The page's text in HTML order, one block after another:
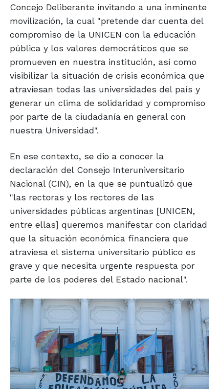
Concejo Deliberante invitando a una inminente
movilización, la cual "pretende dar cuenta del
compromiso de la UNICEN con la educación
pública y los valores democráticos que se
promueven en nuestra institución, así como
visibilizar la situación de crisis económica que
atraviesan todas las universidades del país y
generar un clima de solidaridad y compromiso
por parte de la ciudadanía en general con
nuestra Universidad".
En ese contexto, se dio a conocer la
declaración del Consejo Interuniversitario
Nacional (CIN), en la que se puntualizó que
"las rectoras y los rectores de las
universidades públicas argentinas [UNICEN,
entre ellas] queremos manifestar con claridad
que la situación económica financiera que
atraviesa el sistema universitario público es
grave y que necesita urgente respuesta por
parte de los poderes del Estado nacional".